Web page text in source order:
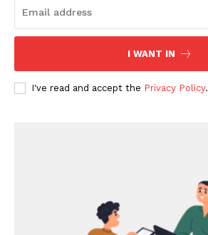
I WANT IN
I've read and accept the Privacy Policy.